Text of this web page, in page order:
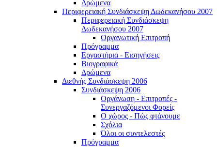
Δρώμενα
Περιφερειακή Συνδιάσκεψη Δωδεκανήσου 2007
Περιφερειακή Συνδιάσκεψη
Δωδεκανήσου 2007
Οργανωτική Επιτροπή
Πρόγραμμα
Εργαστήρια - Εισηγήσεις
Βιογραφικά
Δρώμενα
Διεθνής Συνδιάσκεψη 2006
Συνδιάσκεψη 2006
Οργάνωση - Επιτροπές -
Συνεργαζόμενοι Φορείς
Ο χώρος - Πώς φτάνουμε
Σχόλια
Όλοι οι συντελεστές
Πρόγραμμα